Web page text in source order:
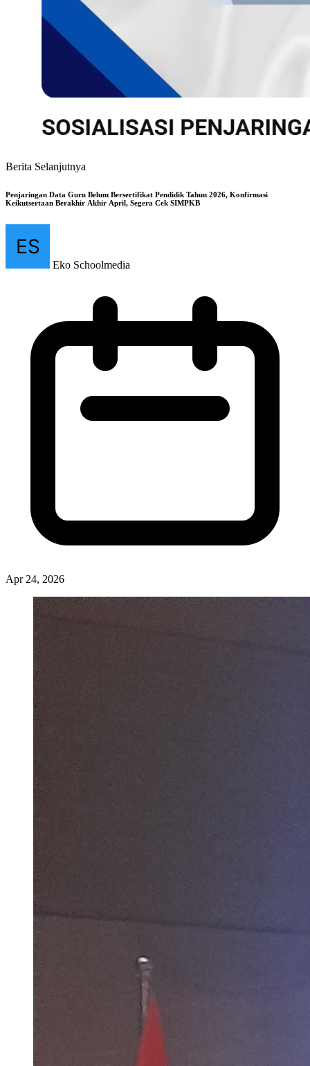
Berita Selanjutnya
Penjaringan Data Guru Belum Bersertifikat Pendidik Tahun 2026, Konfirmasi
Keikutsertaan Berakhir Akhir April, Segera Cek SIMPKB
Eko Schoolmedia
Apr 24, 2026